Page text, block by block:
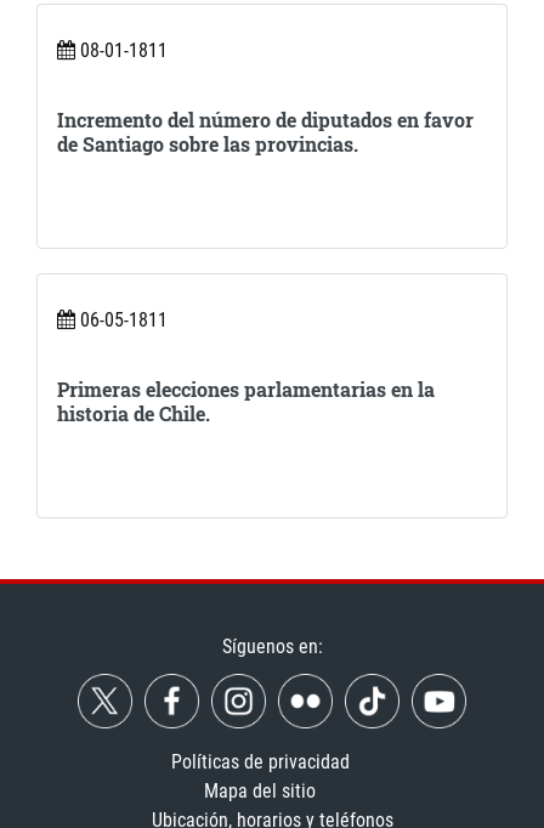
08-01-1811
Incremento del número de diputados en favor
de Santiago sobre las provincias.
06-05-1811
Primeras elecciones parlamentarias en la
historia de Chile.
Síguenos en:
Políticas de privacidad
Mapa del sitio
Ubicación, horarios y teléfonos